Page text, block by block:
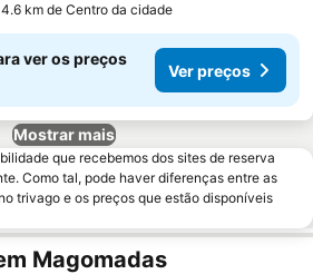
km de Centro da cidade
ver os preços
Ver preços
Mostrar mais
que recebemos dos sites de reserva
Como tal, pode haver diferenças entre as
trivago e os preços que estão disponíveis
Magomadas